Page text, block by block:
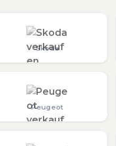
Skoda
Peugeot